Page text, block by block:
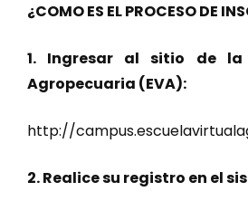
¿COMO ES EL PROCESO DE
1. Ingresar al sitio de la
Agropecuaria (EVA):
http://
2. Realice su registro en el